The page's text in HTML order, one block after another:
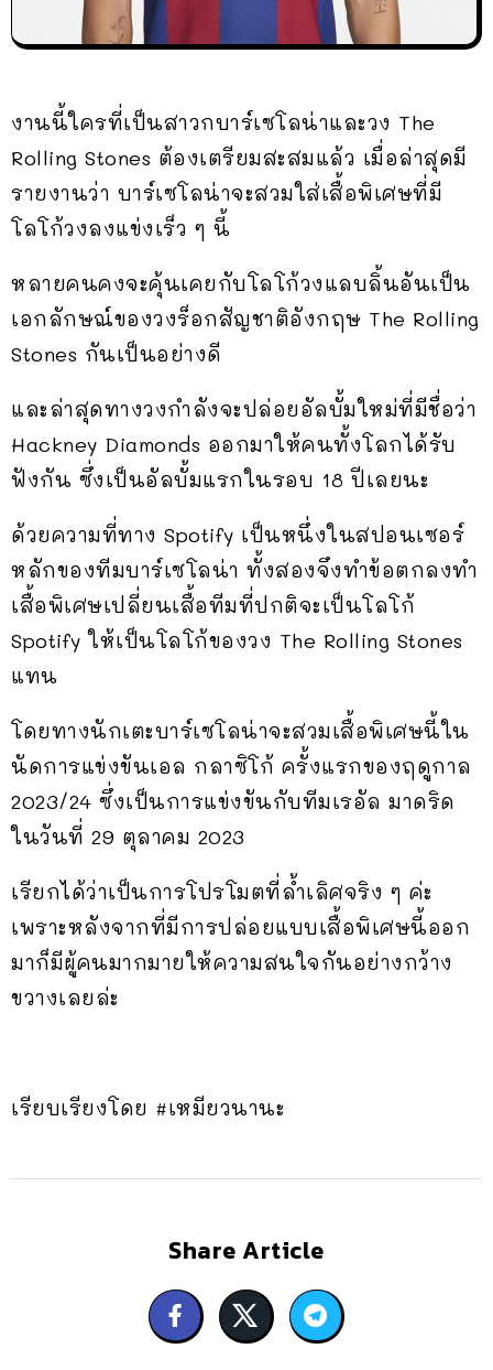
งานนี้ใครที่เป็นสาวกบาร์เซโลน่าและวง The
Rolling Stones ต้องเตรียมสะสมแล้ว เมื่อล่าสุดมี
รายงานว่า บาร์เซโลน่าจะสวมใส่เสื้อพิเศษที่มี
โลโก้วงลงแข่งเร็ว ๆ นี้
หลายคนคงจะคุ้นเคยกับโลโก้วงแลบลิ้นอันเป็น
เอกลักษณ์ของวงร็อกสัญชาติอังกฤษ The Rolling
Stones กันเป็นอย่างดี
และล่าสุดทางวงกำลังจะปล่อยอัลบั้มใหม่ที่มีชื่อว่า
Hackney Diamonds ออกมาให้คนทั้งโลกได้รับ
ฟังกัน ซึ่งเป็นอัลบั้มแรกในรอบ 18 ปีเลยนะ
ด้วยความที่ทาง Spotify เป็นหนึ่งในสปอนเซอร์
หลักของทีมบาร์เซโลน่า ทั้งสองจึงทำข้อตกลงทำ
เสื้อพิเศษเปลี่ยนเสื้อทีมที่ปกติจะเป็นโลโก้
Spotify ให้เป็นโลโก้ของวง The Rolling Stones
แทน
โดยทางนักเตะบาร์เซโลน่าจะสวมเสื้อพิเศษนี้ใน
นัดการแข่งขันเอล กลาซิโก้ ครั้งแรกของฤดูกาล
2023/24 ซึ่งเป็นการแข่งขันกับทีมเรอัล มาดริด
ในวันที่ 29 ตุลาคม 2023
เรียกได้ว่าเป็นการโปรโมตที่ล้ำเลิศจริง ๆ ค่ะ
เพราะหลังจากที่มีการปล่อยแบบเสื้อพิเศษนี้ออก
มาก็มีผู้คนมากมายให้ความสนใจกันอย่างกว้าง
ขวางเลยล่ะ
เรียบเรียงโดย #เหมียวนานะ
Share Article